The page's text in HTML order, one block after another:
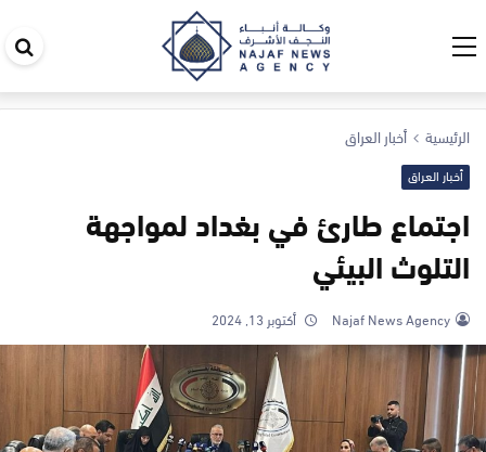
الرئيسية أخبار العراق
أخبار العراق
اجتماع طارئ في بغداد لمواجهة
التلوث البيئي
Najaf News Agency أكتوبر 13, 2024